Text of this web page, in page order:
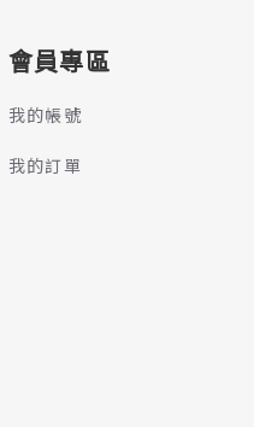
會員專區
我的帳號
我的訂單